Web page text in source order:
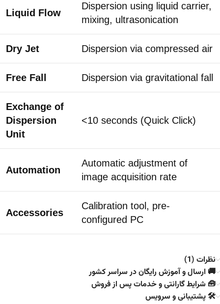
Liquid Flow
Dispersion using liquid carrier,
mixing, ultrasonication
Dry Jet Dispersion via compressed air
Free Fall Dispersion via gravitational fall
Exchange of
Dispersion
Unit
<10 seconds (Quick Click)
Automation
Automatic adjustment of
image acquisition rate
Accessories
Calibration tool, pre-
configured PC
نظرات (1)
🚚 ارسال و آموزش رایگان در سراسر کشور
🧰 شرایط گارانتی و خدمات پس از فروش
🛠️ پشتیبانی و سرویس